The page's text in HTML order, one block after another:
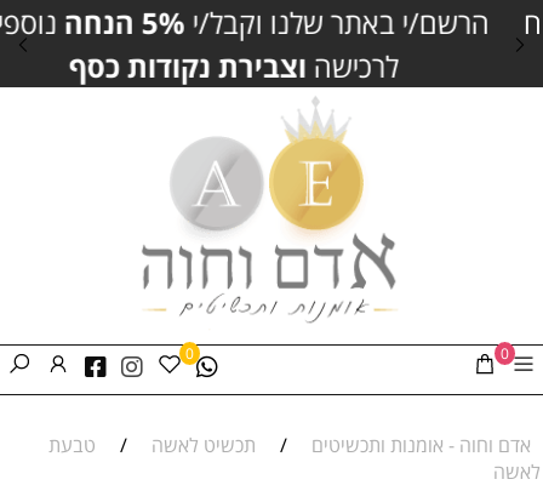
הרשם/י באתר שלנו וקבל/י5% הנחה
נוספים
לרכישהוצבירת נקודות כסף
0
0
אדם וחוה - אומנות ותכשיטים / תכשיט לאשה /
טבעת
לאשה